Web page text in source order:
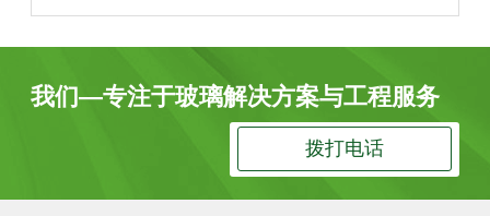
我们—专注于玻璃解决方案与工程服务
拨打电话